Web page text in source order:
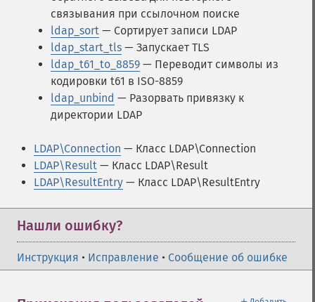
связывания при ссылочном поиске
ldap_sort — Сортирует записи LDAP
ldap_start_tls — Запускает TLS
ldap_t61_to_8859 — Переводит символы из
кодировки t61 в ISO-8859
ldap_unbind — Разорвать привязку к
директории LDAP
LDAP\Connection — Класс LDAP\Connection
LDAP\Result — Класс LDAP\Result
LDAP\ResultEntry — Класс LDAP\ResultEntry
Нашли ошибку?
Инструкция • Исправление • Сообщение об ошибке